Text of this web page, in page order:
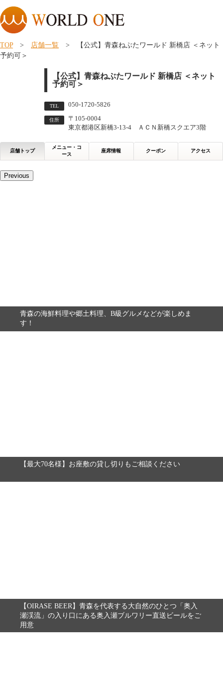
TOP> 店舗一覧 > 【公式】青森ねぶたワールド 新橋店 ＜ネット
予約可＞
【公式】青森ねぶたワールド 新橋店 ＜ネット
予約可＞
TEL 050-1720-5826
住所
〒105-0004
東京都港区新橋3-13-4 ＡＣＮ新橋スクエア3階
店舗トップ
メニュー・コ
ース
座席情報 クーポン アクセス
Previous
青森の海鮮料理や郷土料理、B級グルメなどが楽しめま
す！
【最大70名様】お座敷の貸し切りもご相談ください
【OIRASE BEER】青森を代表する大自然のひとつ「奥入
瀬渓流」の入り口にある奥入瀬ブルワリー直送ビールをご
用意